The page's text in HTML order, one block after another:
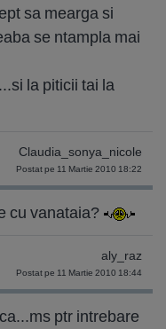
sa mearga si
se ntampla mai
la piticii tai la
Claudia_sonya_nicole
Postat pe 11 Martie 2010 18:22
cu vanataia?
aly_raz
Postat pe 11 Martie 2010 18:44
ptr intrebare